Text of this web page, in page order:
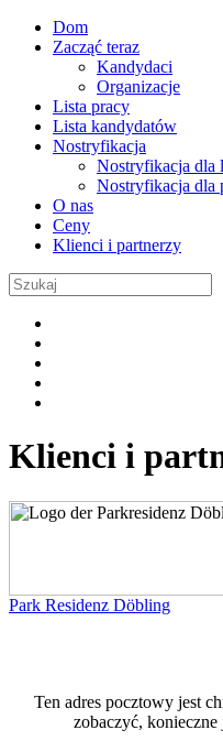
Dom
Zacząć teraz
Kandydaci
Organizacje
Lista pracy
Lista kandydatów
Nostryfikacja
Nostryfikacja dla
Nostryfikacja dla
O nas
Ceny
Klienci i partnerzy
Klienci i
Park Residenz Döbling
Ten adres pocztowy jest
zobaczyć, konieczne